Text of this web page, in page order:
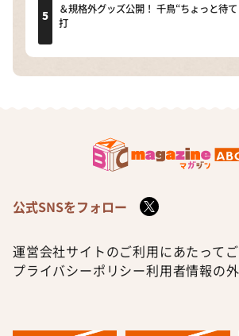
＆規格外グッズ公開！ 千鳥“ちょっと待
打
公式SNSをフォロー
運営会社サイトのご利用にあたって
プライバシーポリシー利用者情報の